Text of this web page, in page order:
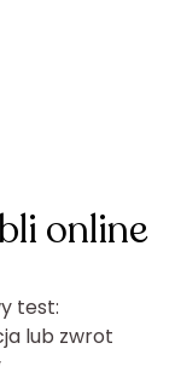
online
test:
lub zwrot